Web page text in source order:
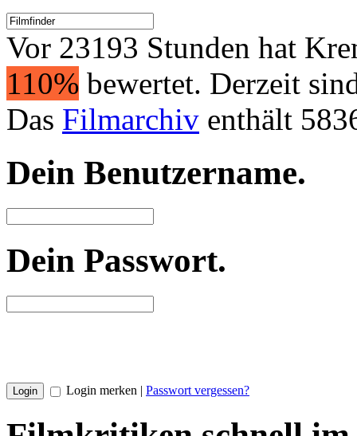
Vor 23193 Stunden hat
110% bewertet. Derzeit
Das Filmarchiv enthält
Dein Benutzername.
Dein Passwort.
Login merken | Passwort vergessen?